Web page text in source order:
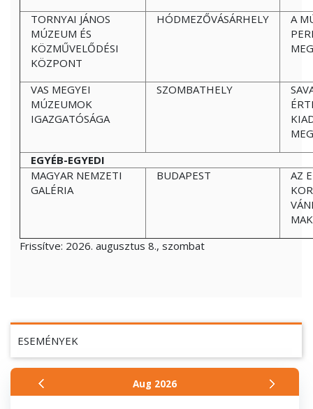
ESEMÉNYEK
Aug 2026
TORNYAI JÁNOS
MÚZEUM ÉS
KÖZMŰVELŐDÉSI
KÖZPONT
HÓDMEZŐVÁSÁRHELY
A
VAS MEGYEI
MÚZEUMOK
IGAZGATÓSÁGA
SZOMBATHELY
EGYÉB-EGYEDI
MAGYAR NEMZETI
GALÉRIA
BUDAPEST
AZ
Frissítve: 2026. augusztus 8., szombat